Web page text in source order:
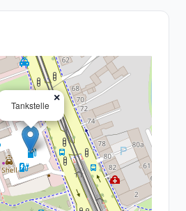
Tankstelle
×